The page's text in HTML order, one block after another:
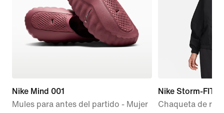
Nike Mind 001
Mules para antes del partido - Mujer
Nike Storm-FIT
Chaqueta de